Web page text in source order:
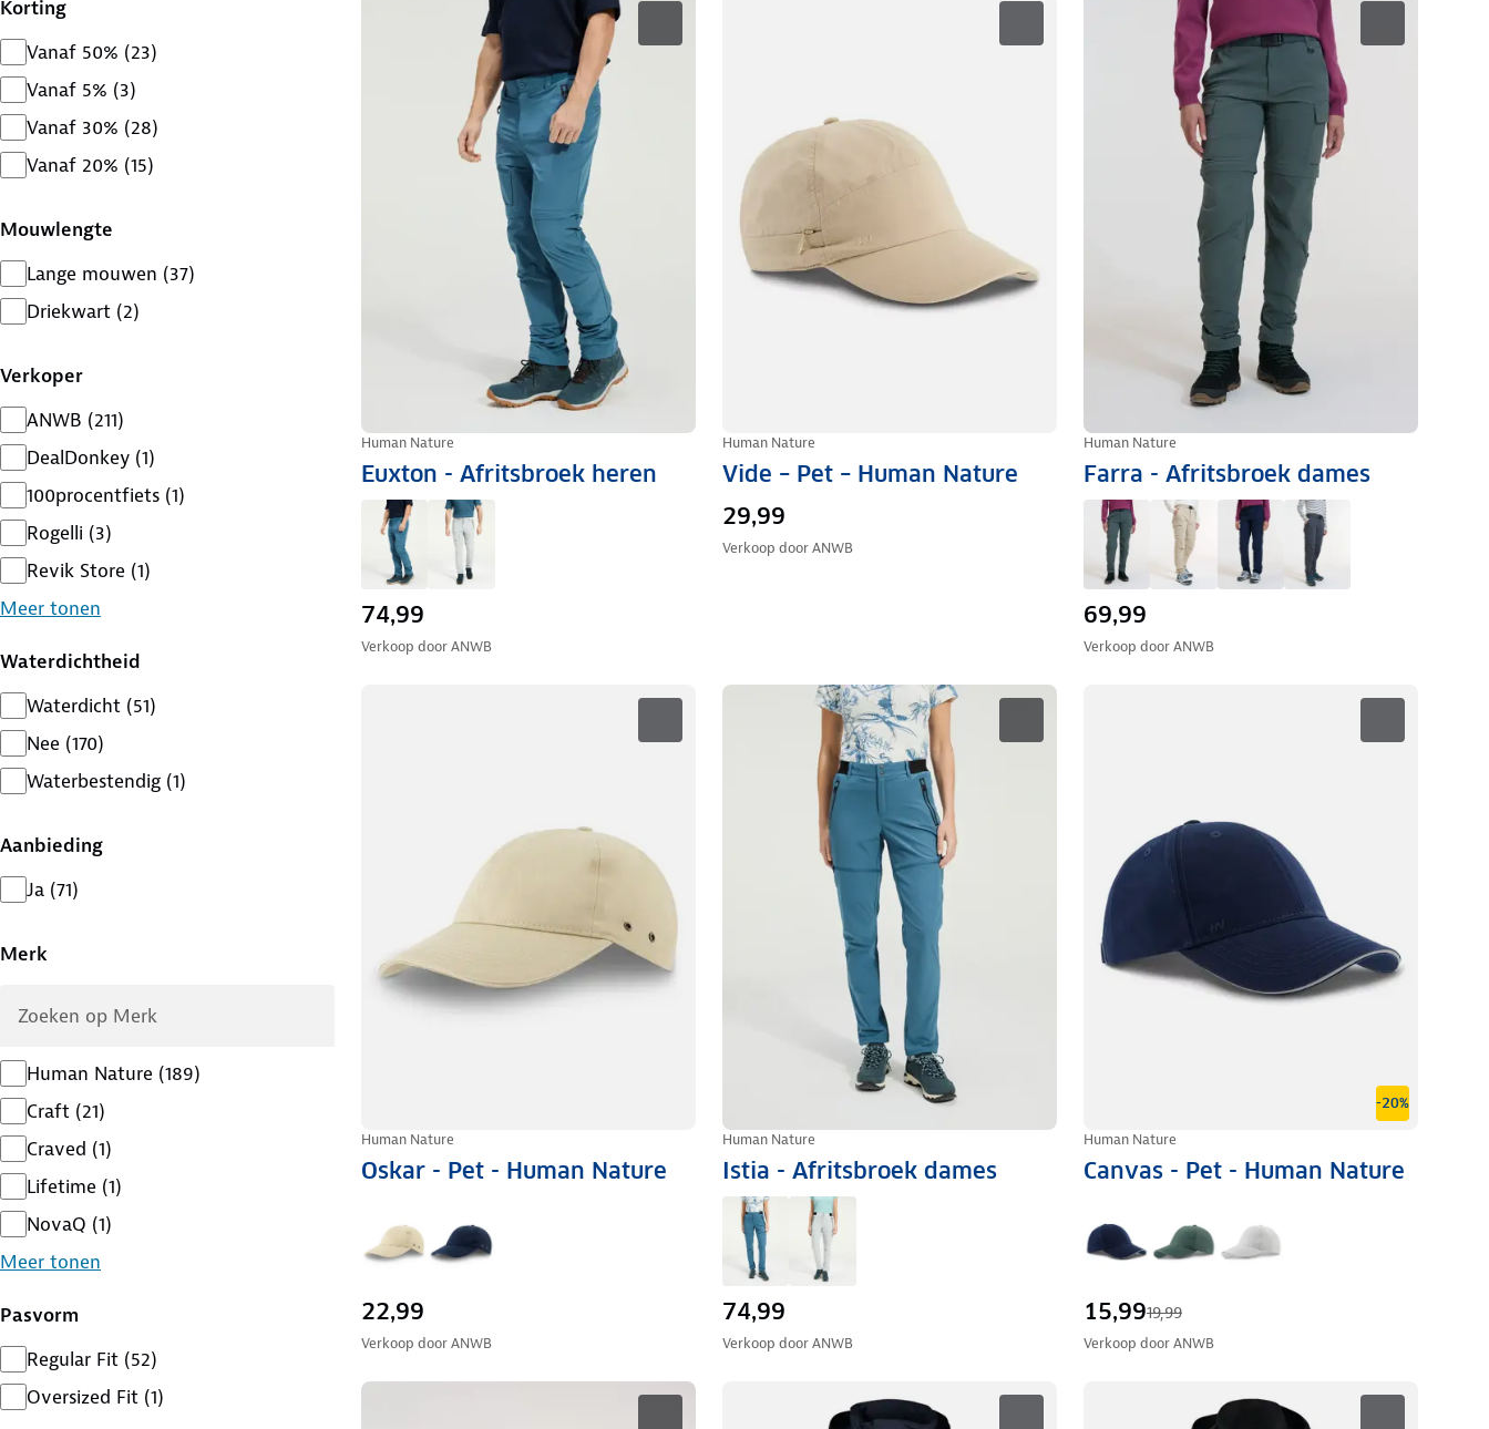
Korting
Vanaf 50% (23)
Vanaf 5% (3)
Vanaf 30% (28)
Vanaf 20% (15)
Mouwlengte
Lange mouwen (37)
Driekwart (2)
Verkoper
ANWB (211)
DealDonkey (1)
100procentfiets (1)
Rogelli (3)
Revik Store (1)
Meer tonen
Waterdichtheid
Waterdicht (51)
Nee (170)
Waterbestendig (1)
Aanbieding
Ja (71)
Merk
Human Nature (189)
Craft (21)
Craved (1)
Lifetime (1)
NovaQ (1)
Meer tonen
Pasvorm
Regular Fit (52)
Oversized Fit (1)
Human Nature
Euxton - Afritsbroek heren
74,99
Verkoop doorANWB
Human Nature
Vide – Pet – Human Nature
29,99
Verkoop doorANWB
Human Nature
Farra - Afritsbroek dames
69,99
Verkoop doorANWB
Human Nature
Oskar - Pet - Human Nature
22,99
Verkoop doorANWB
Human Nature
Istia - Afritsbroek dames
74,99
Verkoop doorANWB
-20%
Human Nature
Canvas - Pet - Human Nature
15,9919,99
Verkoop doorANWB